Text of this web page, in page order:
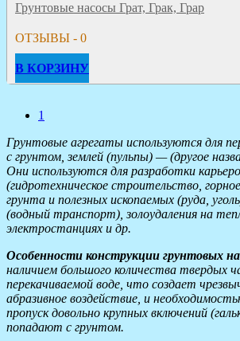
Грунтовые насосы Грат, Грак, Грар
ОТЗЫВЫ - 0
В КОРЗИНУ
1
Грунтовые агрегаты используются для
с грунтом, землей (пульпы) — (другое
Они используются для разработки
(гидротехническое строительство,
грунта и полезных ископаемых (руда,
(водный транспорт), золоудаления на
электростанциях и др.
Особенности конструкции грунтовых
наличием большого количества твердых
перекачиваемой воде, что создает
абразивное воздействие, и
пропуск довольно крупных включений
попадают с грунтом.